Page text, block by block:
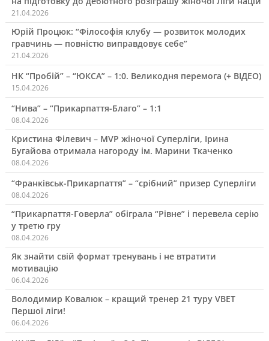
21.04.2026
Юрій Процюк: “Філософія клубу — розвиток молодих
гравчинь — повністю виправдовує себе”
21.04.2026
НК “Пробій” – “ЮКСА” – 1:0. Великодня перемога (+ ВІДЕО)
15.04.2026
“Нива” – “Прикарпаття-Благо” – 1:1
08.04.2026
Кристина Філевич – MVP жіночої Суперліги, Ірина
Бугайова отримала нагороду ім. Марини Ткаченко
08.04.2026
“Франківськ-Прикарпаття” – “срібний” призер Суперліги
08.04.2026
“Прикарпаття-Говерла” обіграла “Рівне” і перевела серію
у третю гру
08.04.2026
Як знайти свій формат тренувань і не втратити
мотивацію
06.04.2026
Володимир Ковалюк – кращий тренер 21 туру VBET
Першої ліги!
06.04.2026